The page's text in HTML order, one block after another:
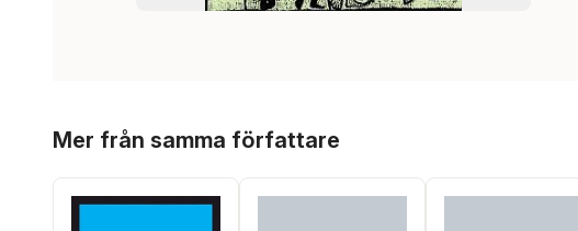
Mer från samma författare